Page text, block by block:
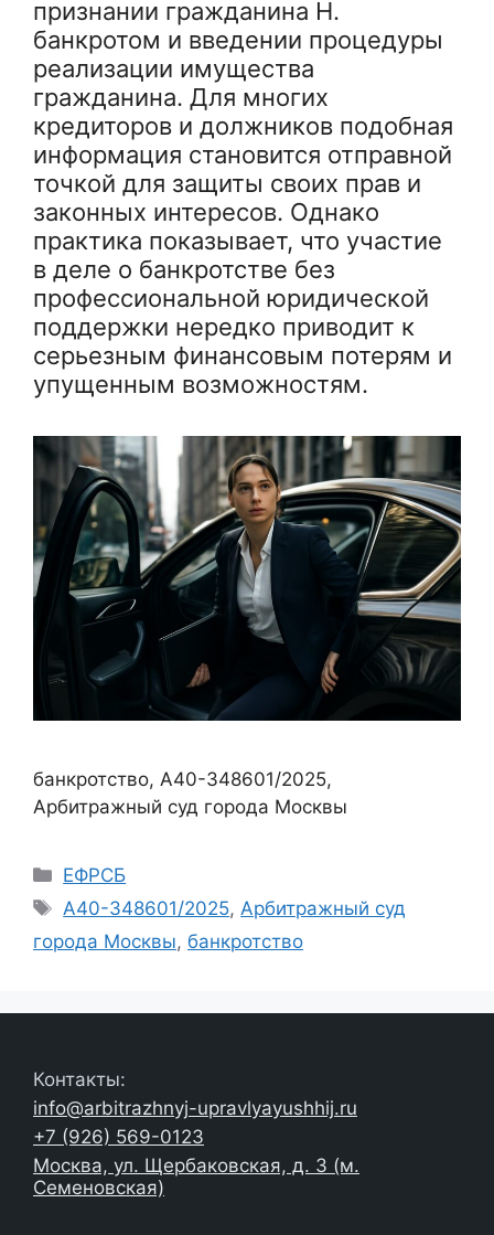
признании гражданина Н.
банкротом и введении процедуры
реализации имущества
гражданина. Для многих
кредиторов и должников подобная
информация становится отправной
точкой для защиты своих прав и
законных интересов. Однако
практика показывает, что участие
в деле о банкротстве без
профессиональной юридической
поддержки нередко приводит к
серьезным финансовым потерям и
упущенным возможностям.
банкротство, А40-348601/2025,
Арбитражный суд города Москвы
Рубрики
ЕФРСБ
Метки
А40-348601/2025,Арбитражный суд
города Москвы, банкротство
Контакты:
info@arbitrazhnyj-upravlyayushhij.ru
+7 (926) 569-0123
Москва, ул. Щербаковская, д. 3 (м.
Семеновская)